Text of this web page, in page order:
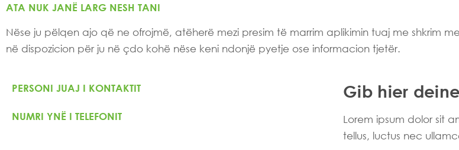
ATA NUK JANË LARG NESH TANI
Nëse ju pëlqen ajo që ne ofrojmë, atëherë mezi presim të marrim aplikimin tuaj me shkrim
në dispozicion për ju në çdo kohë nëse keni ndonjë pyetje ose informacion tjetër.
PERSONI JUAJ I KONTAKTIT Gib hier
NUMRI YNË I TELEFONIT
Lorem ipsum dolor sit
tellus, luctus nec